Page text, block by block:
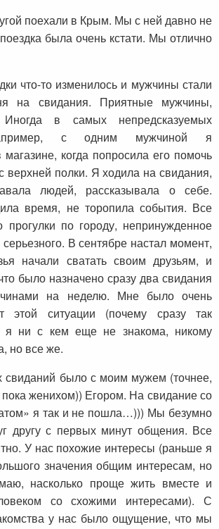
поехали в Крым. Мы с ней давно не
была очень кстати. Мы отлично
что-то изменилось и мужчины стали
на свидания. Приятные мужчины,
Иногда в самых непредсказуемых
с одним мужчиной я
магазине, когда попросила его помочь
верхней полки. Я ходила на свидания,
людей, рассказывала о себе.
время, не торопила события. Все
прогулки по городу, непринужденное
В сентябре настал момент,
начали сватать своим друзьям, и
было назначено сразу два свидания
на неделю. Мне было очень
этой ситуации (почему сразу так
я ни с кем еще не знакома, никому
но все же.
свиданий было с моим мужем (точнее,
женихом)) Егором. На свидание со
я так и не пошла…))) Мы безумно
другу с первых минут общения. Все
У нас похожие интересы (раньше я
значения общим интересам, но
насколько проще жить вместе и
со схожими интересами). С
у нас было ощущение, что мы